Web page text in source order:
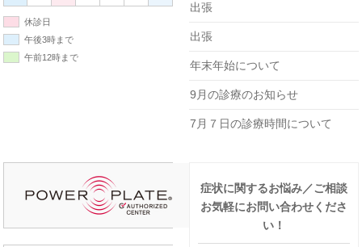
休診日
午後3時まで
午前12時まで
出張
出張
年末年始について
9月の診療のお知らせ
7月７日の診療時間について
症状に関するお悩み／ご相談
お気軽にお問い合わせくださ
い！